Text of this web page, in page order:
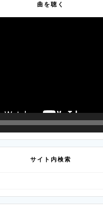
曲を聴く
サイト内検索